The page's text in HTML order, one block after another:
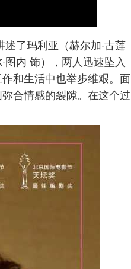
了玛利亚（赫尔加·古莲
内 饰），两人迅速坠入
和生活中也举步维艰。面
合情感的裂隙。在这个过